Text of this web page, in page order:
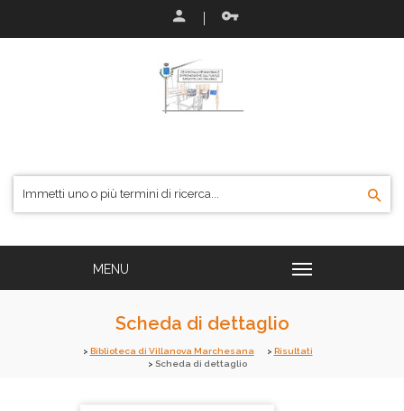
Scheda di dettaglio
Biblioteca di Villanova Marchesana
Risultati
Scheda di dettaglio